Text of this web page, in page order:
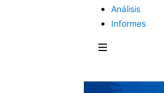
Análisis
Informes